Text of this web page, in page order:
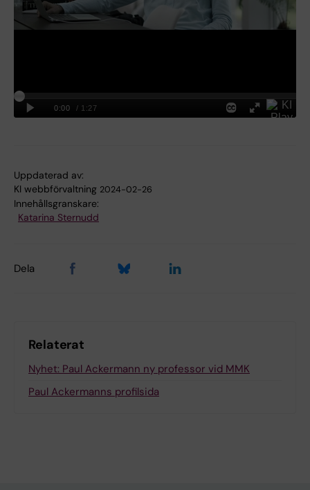
Uppdaterad av:
KI webbförvaltning 2024-02-26
Innehållsgranskare:
Katarina Sternudd
Dela
Relaterat
Nyhet: Paul Ackermann ny professor vid MMK
Paul Ackermanns profilsida